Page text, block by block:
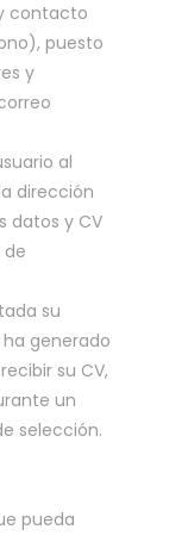
contacto
puesto
y
al
dirección
datos y CV
su
generado
su CV,
un
selección.
pueda